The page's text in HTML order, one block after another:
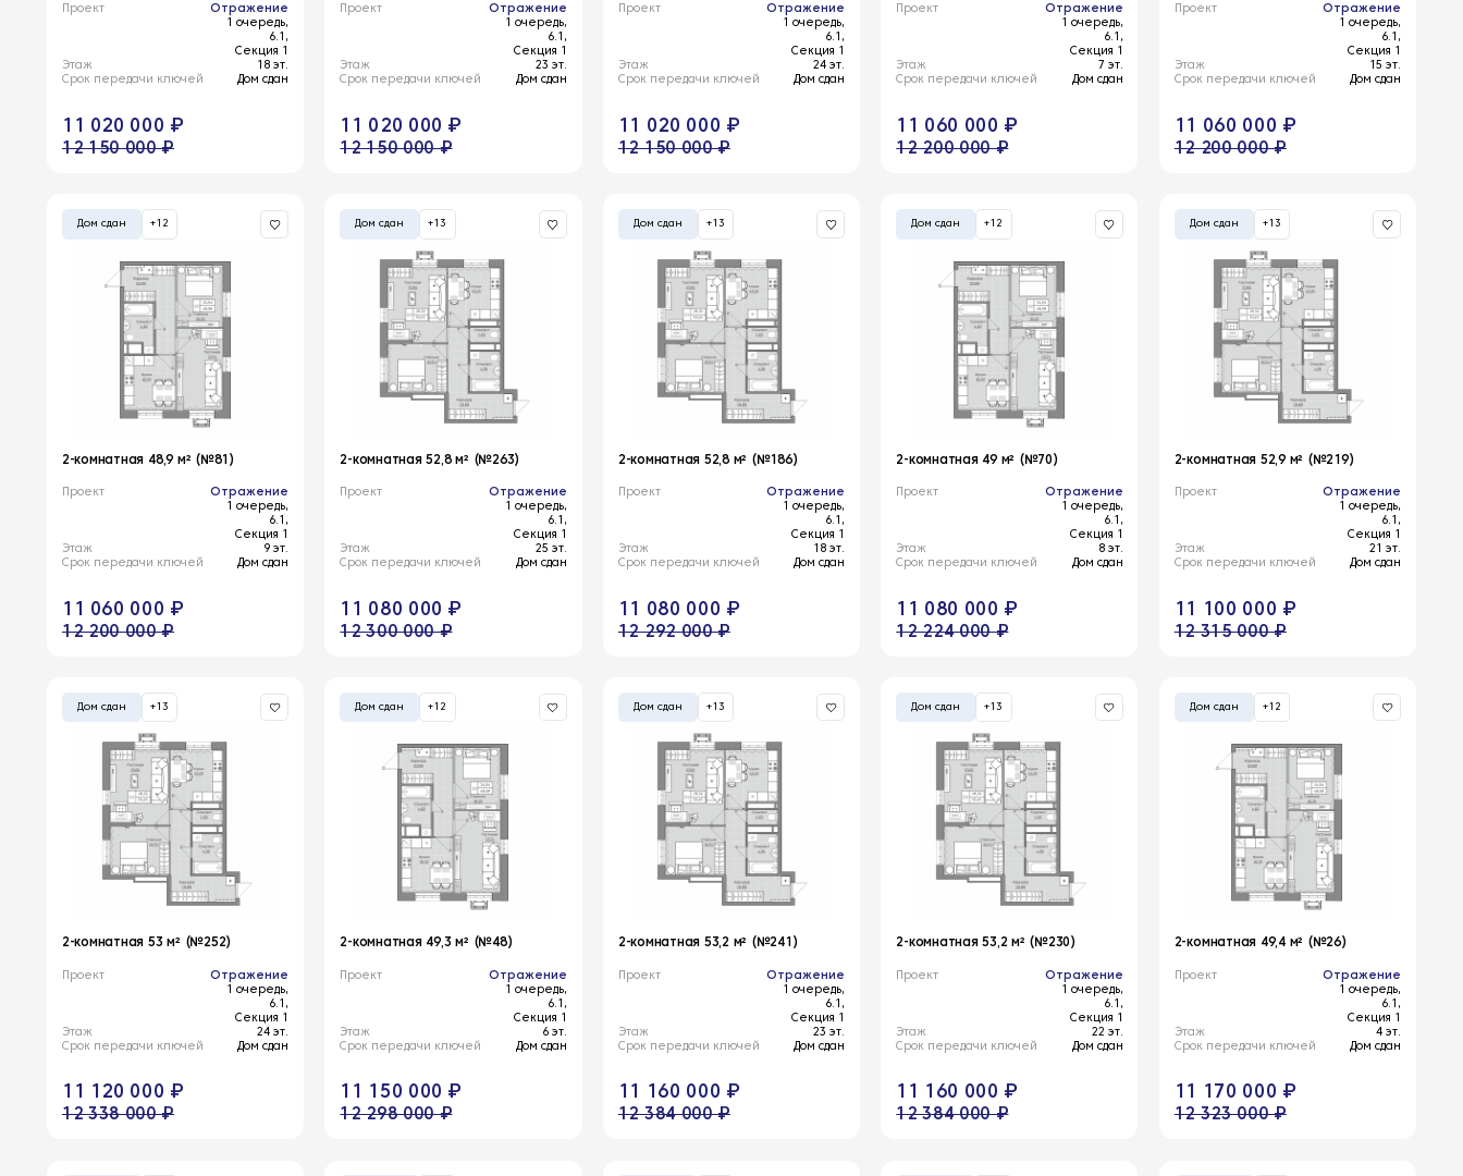
Проект
Отражение
1 очередь,
6.1,
Секция 1
Этаж
18 эт.
Срок передачи ключей
Дом сдан
11 020 000 ₽
12 150 000 ₽
Проект
Отражение
1 очередь,
6.1,
Секция 1
Этаж
23 эт.
Срок передачи ключей
Дом сдан
11 020 000 ₽
12 150 000 ₽
Проект
Отражение
1 очередь,
6.1,
Секция 1
Этаж
24 эт.
Срок передачи ключей
Дом сдан
11 020 000 ₽
12 150 000 ₽
Проект
Отражение
1 очередь,
6.1,
Секция 1
Этаж
7 эт.
Срок передачи ключей
Дом сдан
11 060 000 ₽
12 200 000 ₽
Проект
Отражение
1 очередь,
6.1,
Секция 1
Этаж
15 эт.
Срок передачи ключей
Дом сдан
11 060 000 ₽
12 200 000 ₽
Дом сдан +12
2-комнатная 48,9 м² (№81)
Проект
Отражение
1 очередь,
6.1,
Секция 1
Этаж
9 эт.
Срок передачи ключей
Дом сдан
11 060 000 ₽
12 200 000 ₽
Дом сдан +13
2-комнатная 52,8 м² (№263)
Проект
Отражение
1 очередь,
6.1,
Секция 1
Этаж
25 эт.
Срок передачи ключей
Дом сдан
11 080 000 ₽
12 300 000 ₽
Дом сдан +13
2-комнатная 52,8 м² (№186)
Проект
Отражение
1 очередь,
6.1,
Секция 1
Этаж
18 эт.
Срок передачи ключей
Дом сдан
11 080 000 ₽
12 292 000 ₽
Дом сдан +12
2-комнатная 49 м² (№70)
Проект
Отражение
1 очередь,
6.1,
Секция 1
Этаж
8 эт.
Срок передачи ключей
Дом сдан
11 080 000 ₽
12 224 000 ₽
Дом сдан +13
2-комнатная 52,9 м² (№219)
Проект
Отражение
1 очередь,
6.1,
Секция 1
Этаж
21 эт.
Срок передачи ключей
Дом сдан
11 100 000 ₽
12 315 000 ₽
Дом сдан +13
2-комнатная 53 м² (№252)
Проект
Отражение
1 очередь,
6.1,
Секция 1
Этаж
24 эт.
Срок передачи ключей
Дом сдан
11 120 000 ₽
12 338 000 ₽
Дом сдан +12
2-комнатная 49,3 м² (№48)
Проект
Отражение
1 очередь,
6.1,
Секция 1
Этаж
6 эт.
Срок передачи ключей
Дом сдан
11 150 000 ₽
12 298 000 ₽
Дом сдан +13
2-комнатная 53,2 м² (№241)
Проект
Отражение
1 очередь,
6.1,
Секция 1
Этаж
23 эт.
Срок передачи ключей
Дом сдан
11 160 000 ₽
12 384 000 ₽
Дом сдан +13
2-комнатная 53,2 м² (№230)
Проект
Отражение
1 очередь,
6.1,
Секция 1
Этаж
22 эт.
Срок передачи ключей
Дом сдан
11 160 000 ₽
12 384 000 ₽
Дом сдан +12
2-комнатная 49,4 м² (№26)
Проект
Отражение
1 очередь,
6.1,
Секция 1
Этаж
4 эт.
Срок передачи ключей
Дом сдан
11 170 000 ₽
12 323 000 ₽